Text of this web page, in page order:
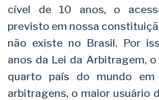
cível de 10 anos, o
previsto em nossa
não existe no Brasil. Por
anos da Lei da Arbitragem,
quarto país do mundo em
arbitragens, o maior usuário